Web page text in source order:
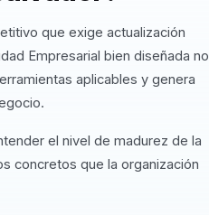
que exige actualización
Empresarial bien diseñada no
aplicables y genera
el nivel de madurez de la
concretos que la organización